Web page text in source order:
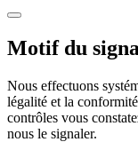
Motif du
Nous effectuons
légalité et la
contrôles vous
nous le signaler.